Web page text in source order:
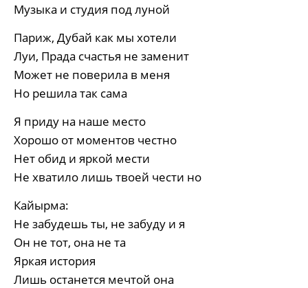
Музыка и студия под луной
Париж, Дубай как мы хотели
Луи, Прада счастья не заменит
Может не поверила в меня
Но решила так сама
Я приду на наше место
Хорошо от моментов честно
Нет обид и яркой мести
Не хватило лишь твоей чести но
Кайырма:
Не забудешь ты, не забуду и я
Он не тот, она не та
Яркая история
Лишь останется мечтой она